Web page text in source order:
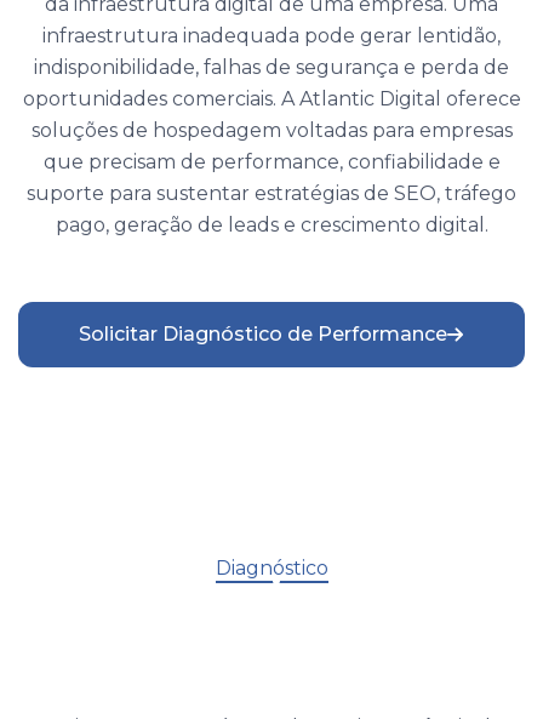
da infraestrutura digital de uma empresa. Uma
infraestrutura inadequada pode gerar lentidão,
indisponibilidade, falhas de segurança e perda de
oportunidades comerciais. A Atlantic Digital oferece
soluções de hospedagem voltadas para empresas
que precisam de performance, confiabilidade e
suporte para sustentar estratégias de SEO, tráfego
pago, geração de leads e crescimento digital.
Solicitar Diagnóstico de Performance
Diagnóstico